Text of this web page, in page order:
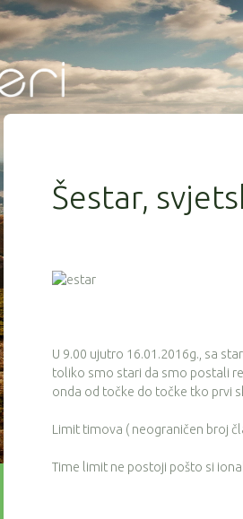
Šestar,
U 9.00 ujutro 16.01.2016g., sa
toliko smo stari da smo postali
onda od točke do točke tko prvi
Limit timova ( neograničen broj
Time limit ne postoji pošto si